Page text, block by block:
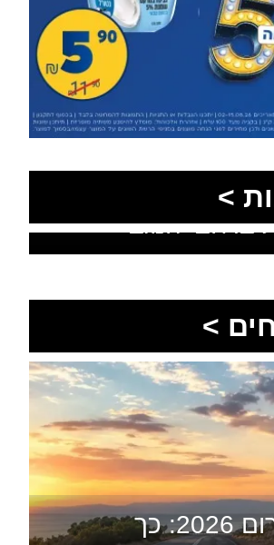
>המוכר: חוויות
ברחבי הנגב
>
הסעות בדרום 2026: כך